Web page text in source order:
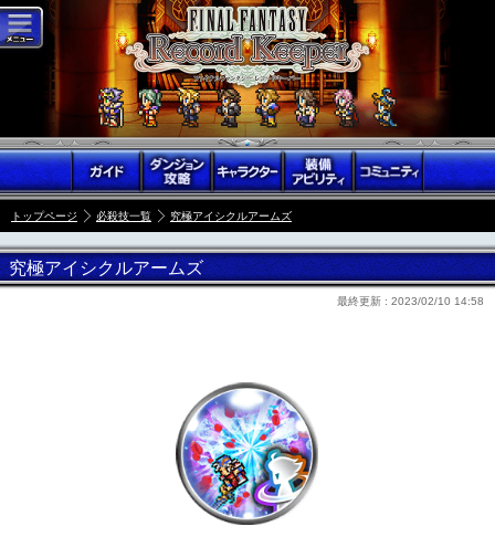
トップページ 必殺技一覧 究極アイシクルアームズ
究極アイシクルアームズ
最終更新 : 2023/02/10 14:58